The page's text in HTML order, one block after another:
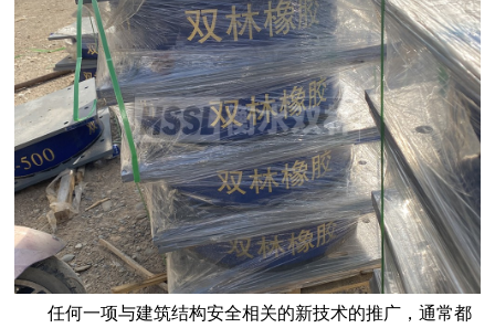
任何一项与建筑结构安全相关的新技术的推广，通常都